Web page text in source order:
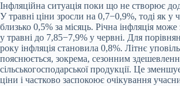
Інфляційна ситуація поки що не створює
У травні ціни зросли на 0,7−0,9%, тоді як у
близько 0,5% за місяць. Річна інфляція
у травні до 7,85−7,9% у червні. Для
року інфляція становила 0,8%. Літнє
пояснюється, зокрема, сезонним
сільськогосподарської продукції. Це
ціни і частково заспокоює очікування